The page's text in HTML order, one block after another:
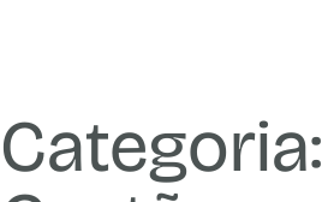
Categoria: